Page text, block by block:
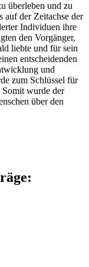
überleben und zu
auf der Zeitachse der
Individuen ihre
den Vorgänger,
liebte und für sein
entscheidenden
und
zum Schlüssel für
Somit wurde der
über den